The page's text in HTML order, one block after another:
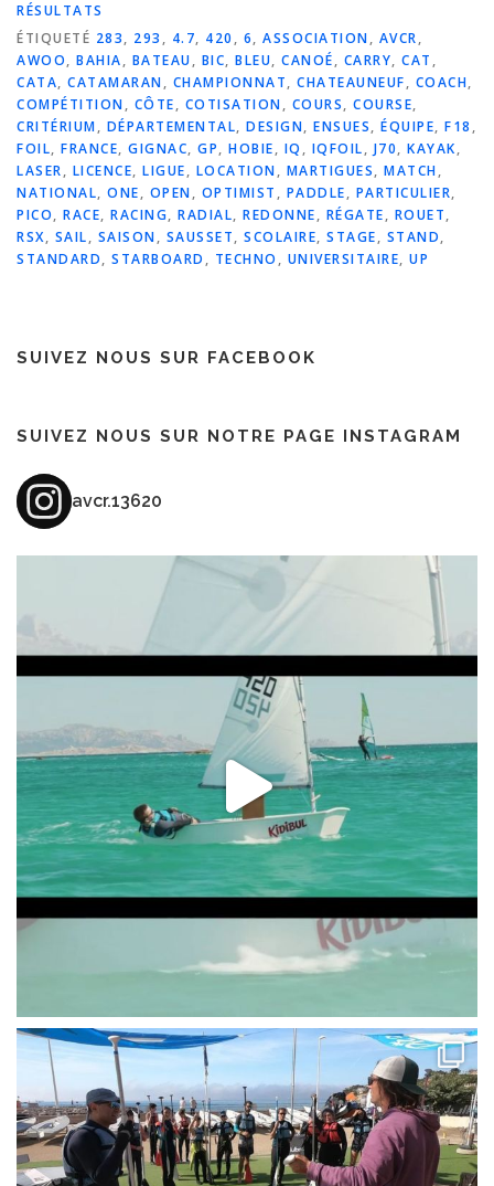
RÉSULTATS
ÉTIQUETÉ 283, 293 , 4.7, 420 , 6, ASSOCIATION, AVCR,
AWOO, BAHIA, BATEAU, BIC, BLEU, CANOÉ, CARRY, CAT ,
CATA, CATAMARAN, CHAMPIONNAT, CHATEAUNEUF, COACH,
COMPÉTITION, CÔTE, COTISATION, COURS, COURSE,
CRITÉRIUM, DÉPARTEMENTAL, DESIGN, ENSUES, ÉQUIPE, F18 ,
FOIL, FRANCE, GIGNAC, GP, HOBIE, IQ , IQFOIL, J70, KAYAK,
LASER, LICENCE, LIGUE, LOCATION, MARTIGUES, MATCH,
NATIONAL, ONE, OPEN, OPTIMIST , PADDLE, PARTICULIER,
PICO, RACE, RACING, RADIAL, REDONNE, RÉGATE, ROUET,
RSX, SAIL, SAISON, SAUSSET, SCOLAIRE, STAGE, STAND,
STANDARD, STARBOARD , TECHNO , UNIVERSITAIRE, UP
SUIVEZ NOUS SUR FACEBOOK
SUIVEZ NOUS SUR NOTRE PAGE INSTAGRAM
avcr.13620